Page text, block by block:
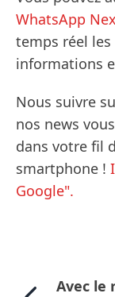
WhatsApp
temps réel
informations
Nous suivre
nos news
dans votre fil
smartphone !
Google".
Avec le